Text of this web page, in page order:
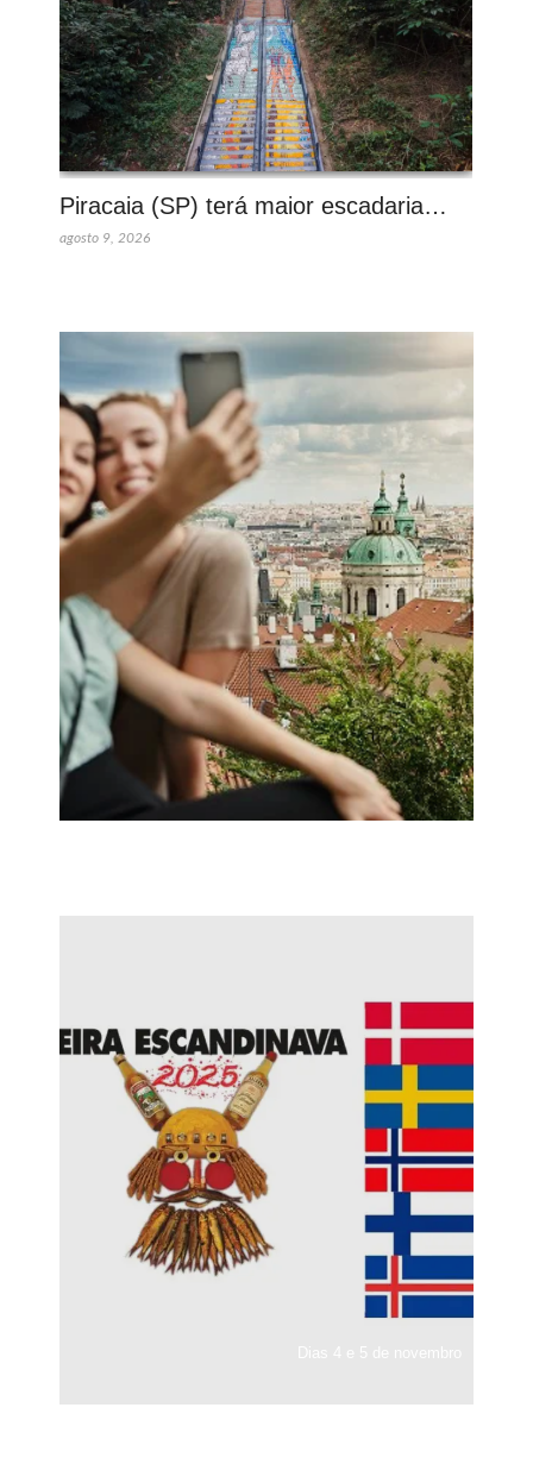
Piracaia (SP) terá maior escadaria…
agosto 9, 2026